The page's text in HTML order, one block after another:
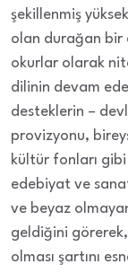
şekillenmiş
olan durağan bir
okurlar olarak
dilinin devam
desteklerin –
provizyonu,
kültür fonları gibi
edebiyat ve
ve beyaz
geldiğini görerek,
olması şartını